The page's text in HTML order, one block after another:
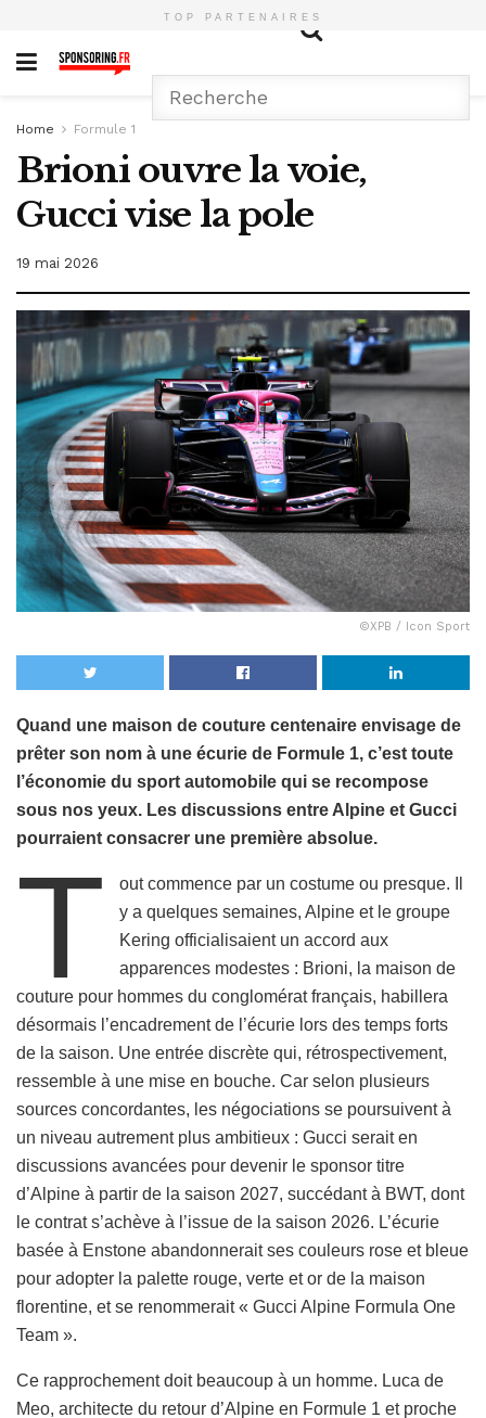
TOP PARTENAIRES
Home Formule 1
Brioni ouvre la voie,
Gucci vise la pole
19 mai 2026
©XPB / Icon Sport
Quand une maison de couture centenaire envisage de
prêter son nom à une écurie de Formule 1, c’est toute
l’économie du sport automobile qui se recompose
sous nos yeux. Les discussions entre Alpine et Gucci
pourraient consacrer une première absolue.
T
out commence par un costume ou presque. Il
y a quelques semaines, Alpine et le groupe
Kering officialisaient un accord aux
apparences modestes : Brioni, la maison de
couture pour hommes du conglomérat français, habillera
désormais l’encadrement de l’écurie lors des temps forts
de la saison. Une entrée discrète qui, rétrospectivement,
ressemble à une mise en bouche. Car selon plusieurs
sources concordantes, les négociations se poursuivent à
un niveau autrement plus ambitieux : Gucci serait en
discussions avancées pour devenir le sponsor titre
d’Alpine à partir de la saison 2027, succédant à BWT, dont
le contrat s’achève à l’issue de la saison 2026. L’écurie
basée à Enstone abandonnerait ses couleurs rose et bleue
pour adopter la palette rouge, verte et or de la maison
florentine, et se renommerait « Gucci Alpine Formula One
Team ».
Ce rapprochement doit beaucoup à un homme. Luca de
Meo, architecte du retour d’Alpine en Formule 1 et proche